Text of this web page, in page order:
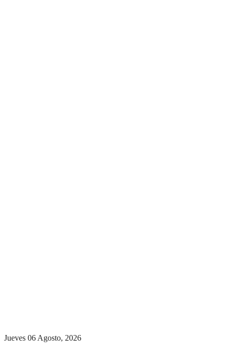
Jueves 06 Agosto, 2026